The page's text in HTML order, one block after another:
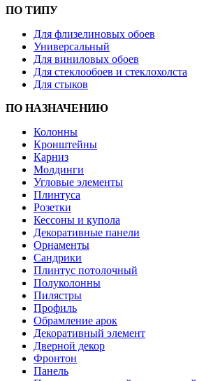
ПО ТИПУ
Для флизелиновых обоев
Универсальный
Для виниловых обоев
Для стеклообоев и стеклохолста
Для стыков
ПО НАЗНАЧЕНИЮ
Колонны
Кронштейны
Карниз
Молдинги
Угловые элементы
Плинтуса
Розетки
Кессоны и купола
Декоративные панели
Орнаменты
Сандрики
Плинтус потолочный
Полуколонны
Пилястры
Профиль
Обрамление арок
Декоративный элемент
Дверной декор
Фронтон
Панель